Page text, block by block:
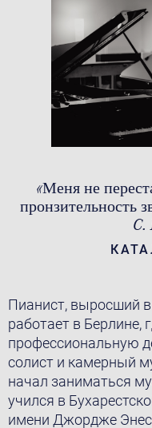
«Меня не
пронзительность
C.
Пианист, выросший
работает в Берлине,
профессиональную
солист и камерный
начал заниматься
учился в
имени Джордже